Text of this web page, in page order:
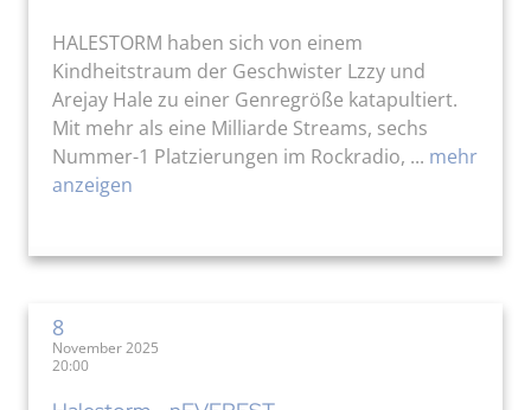
HALESTORM haben sich von einem
Kindheitstraum der Geschwister Lzzy und
Arejay Hale zu einer Genregröße katapultiert.
Mit mehr als eine Milliarde Streams, sechs
Nummer-1 Platzierungen im Rockradio, ... mehr
anzeigen
8
November 2025
20:00